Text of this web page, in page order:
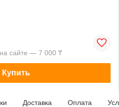
сайте — 7 000 ₸
Купить
Доставка Оплата